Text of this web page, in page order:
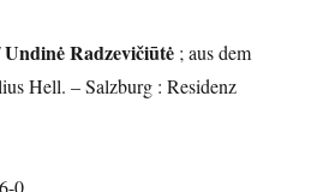
Radzevičiūtė ; aus dem
Hell. – Salzburg : Residenz
0